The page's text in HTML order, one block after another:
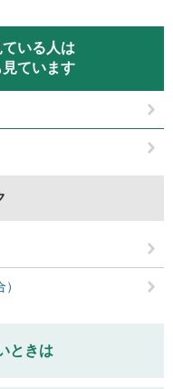
いる人は
ています
ときは